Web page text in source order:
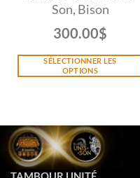
Son, Bison
300.00$
SÉLECTIONNER LES
OPTIONS